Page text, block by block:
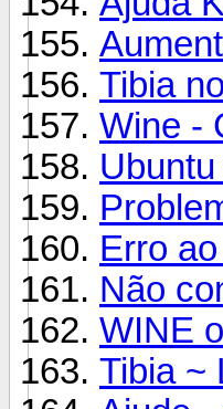
Tibia
Wine -
Erro
Não
WINE
Tibia ~